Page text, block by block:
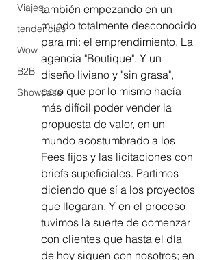
Viajes
tendencias
Wow
B2B
Showcase
también empezando en un
mundo totalmente desconocido
para mi: el emprendimiento. La
agencia "Boutique". Y un
diseño liviano y "sin grasa",
pero que por lo mismo hacía
más difícil poder vender la
propuesta de valor, en un
mundo acostumbrado a los
Fees fijos y las licitaciones con
briefs supeficiales. Partimos
diciendo que sí a los proyectos
que llegaran. Y en el proceso
tuvimos la suerte de comenzar
con clientes que hasta el día
de hoy siguen con nosotros; en